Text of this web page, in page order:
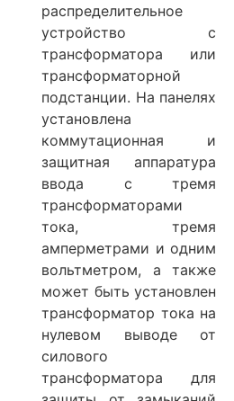
распределительное
устройство с
трансформатора или
трансформаторной
подстанции. На панелях
установлена
коммутационная и
защитная аппаратура
ввода с тремя
трансформаторами
тока, тремя
амперметрами и одним
вольтметром, а также
может быть установлен
трансформатор тока на
нулевом выводе от
силового
трансформатора для